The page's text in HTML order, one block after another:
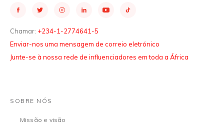
Chamar: +234-1-2774641-5
Enviar-nos uma mensagem de correio eletrónico
Junte-se à nossa rede de influenciadores em toda a África
SOBRE NÓS
Missão e visão